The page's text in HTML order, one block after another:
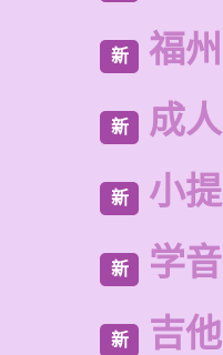
新 福
新 成
新 小
新 学
新 吉